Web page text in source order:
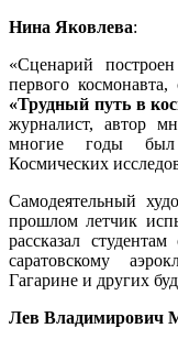
Нина Яковлева:
«Сценарий
первого
«Трудный путь в
журналист, автор
многие годы был
Космических
Самодеятельный
прошлом летчик
рассказал
саратовскому
Гагарине и других
Лев Владимирович